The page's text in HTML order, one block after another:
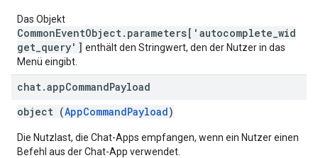
Das Objekt
CommonEventObject.parameters['autocomplete_wid
get_query'] enthält den Stringwert, den der Nutzer in das
Menü eingibt.
chat.appCommandPayload
object (AppCommandPayload)
Die Nutzlast, die Chat-Apps empfangen, wenn ein Nutzer einen
Befehl aus der Chat-App verwendet.